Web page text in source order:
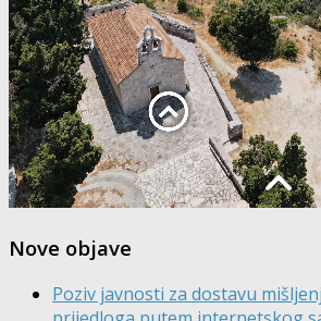
Nove objave
Poziv javnosti za dostavu